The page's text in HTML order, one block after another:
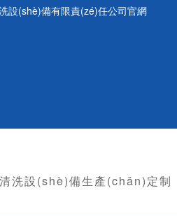
設(shè)備有限責(zé)任公司官網
洗設(shè)備生產(chǎn)定制